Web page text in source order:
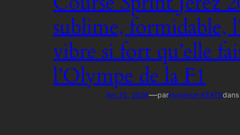
sublime, formidable,
vibre si fort qu’elle
l’Olympe de la F1
Avr 25, 2026—parHyperion KEATSdans